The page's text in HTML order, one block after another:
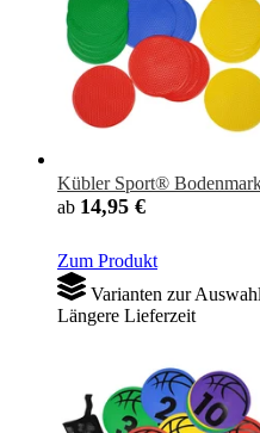
Kübler Sport®
ab 14,95 €
Zum Produkt
Varianten zur Auswahl
Längere Lieferzeit